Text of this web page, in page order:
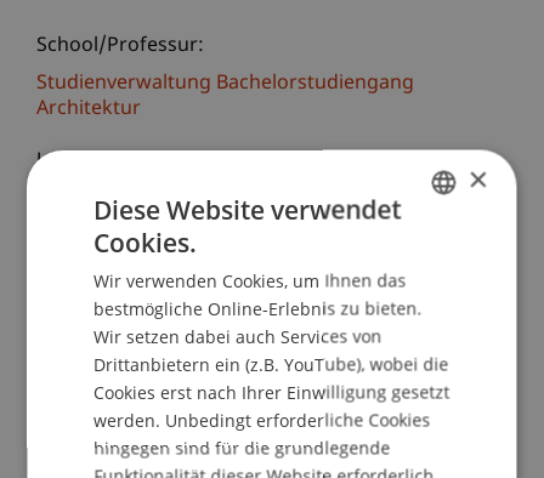
School/Professur:
Studienverwaltung Bachelorstudiengang
Architektur
Jeder Entwurf erfordert wieder neue Ansätze. Ein
Architekten ist die Arbeit an der Varianz der
Typologien; konsequent werden die Grundrisse
von Projekt zu Projekt adaptiert, bis daraus
eigenständige Lösungen entstehen. Jeder Bau
thematisiert die vorgefundenen
Rahmenbedingungen auf seine eigene Art und
Weise, eine einzige formale Handschrift gibt es
×
Diese Website verwendet
Cookies.
Wir verwenden Cookies, um Ihnen das
bestmögliche Online-Erlebnis zu bieten.
Wir setzen dabei auch Services von
Drittanbietern ein (z.B. YouTube), wobei die
Cookies erst nach Ihrer Einwilligung gesetzt
werden. Unbedingt erforderliche Cookies
hingegen sind für die grundlegende